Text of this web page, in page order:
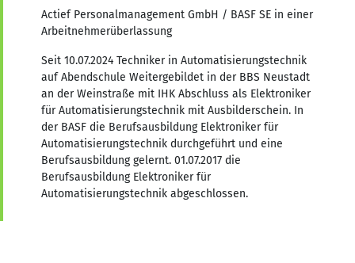
Actief Personalmanagement GmbH / BASF SE in einer
Arbeitnehmerüberlassung
Seit 10.07.2024 Techniker in Automatisierungstechnik
auf Abendschule Weitergebildet in der BBS Neustadt
an der Weinstraße mit IHK Abschluss als Elektroniker
für Automatisierungstechnik mit Ausbilderschein. In
der BASF die Berufsausbildung Elektroniker für
Automatisierungstechnik durchgeführt und eine
Berufsausbildung gelernt. 01.07.2017 die
Berufsausbildung Elektroniker für
Automatisierungstechnik abgeschlossen.